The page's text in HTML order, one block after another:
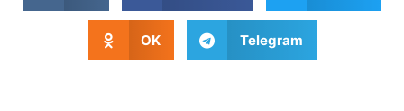
OK Telegram